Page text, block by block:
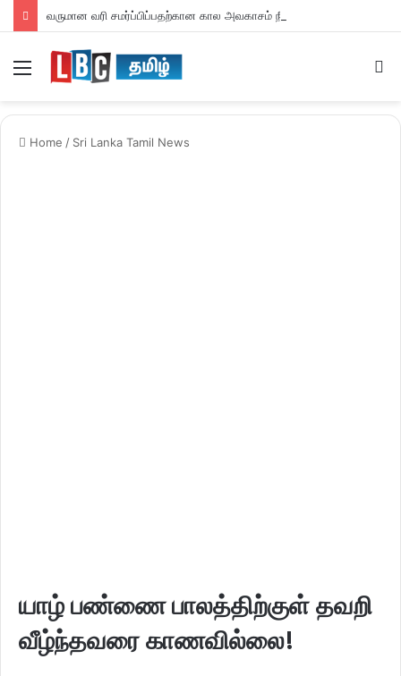
வருமான வரி சமர்ப்பிப்பதற்கான கால அவகாசம் நீடிப்பு
Home / Sri Lanka Tamil News
யாழ் பண்ணை பாலத்திற்குள் தவறி
வீழ்ந்தவரை காணவில்லை!